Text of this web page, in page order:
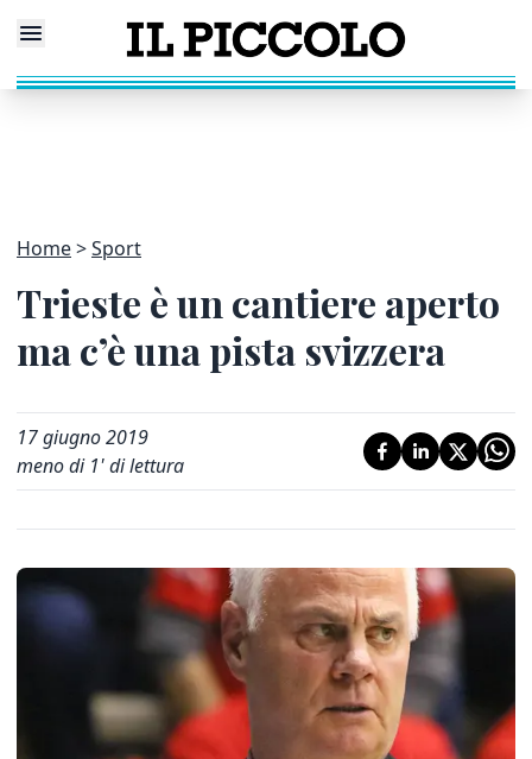
Home Sport
Trieste è un cantiere aperto
ma c’è una pista svizzera
17 giugno 2019
meno di 1' di lettura